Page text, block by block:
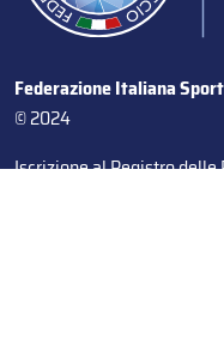
Federazione Italiana
© 2024
Iscrizione al Registro